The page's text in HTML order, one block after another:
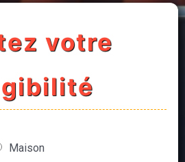
votre
Maison